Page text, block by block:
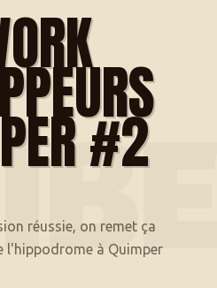
#2
réussie, on remet ça